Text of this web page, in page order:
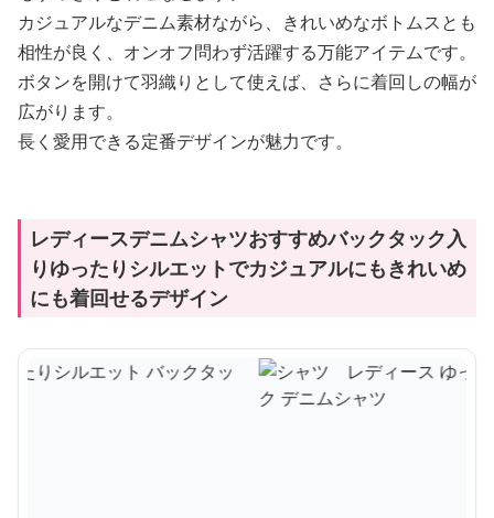
カジュアルなデニム素材ながら、きれいめなボトムスとも
相性が良く、オンオフ問わず活躍する万能アイテムです。
ボタンを開けて羽織りとして使えば、さらに着回しの幅が
広がります。
長く愛用できる定番デザインが魅力です。
レディースデニムシャツおすすめバックタック入
りゆったりシルエットでカジュアルにもきれいめ
にも着回せるデザイン